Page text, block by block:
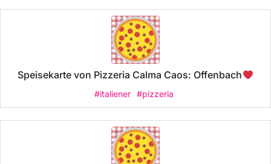
Speisekarte von Pizzeria Calma Caos: Offenbach
#italiener #pizzeria